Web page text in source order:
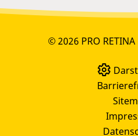
© 2026 PRO